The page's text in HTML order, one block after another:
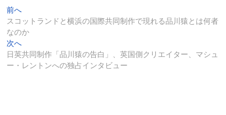
投
稿
ナ
ビ
前へ
去
の
稿:
スコットランドと横浜の国際共同制作で現れる品川猿とは何者
なのか
次へ
の
投
日英共同制作「品川猿の告白」、英国側クリエイター、マシュ
ー・レントンへの独占インタビュー